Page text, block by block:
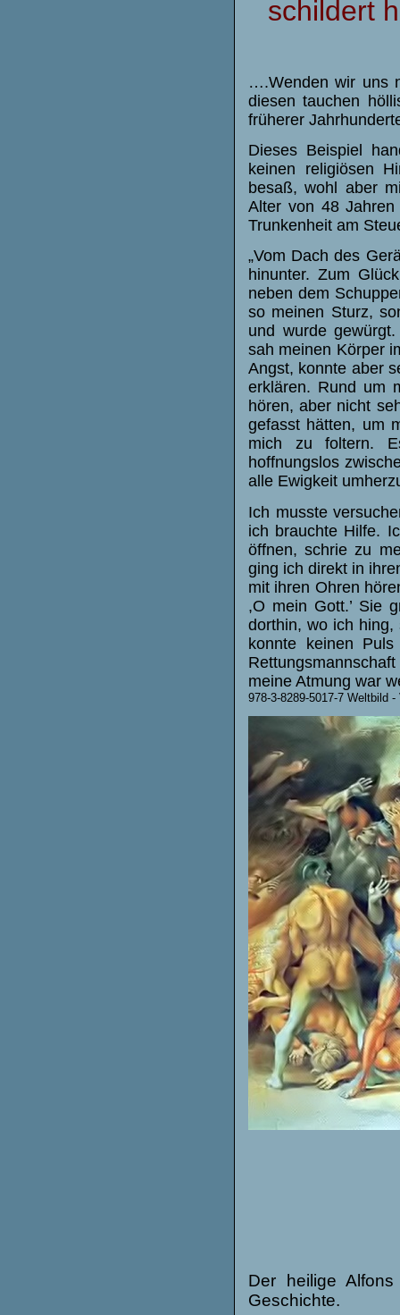
schildert
….Wenden wir uns
diesen tauchen
früherer
Dieses Beispiel
keinen religiösen
besaß, wohl aber
Alter von 48
Trunkenheit am
„Vom Dach des
hinunter. Zum
neben dem
so meinen Sturz,
und wurde
sah meinen Körper
Angst, konnte aber
erklären. Rund um
hören, aber nicht
gefasst hätten, um
mich zu foltern.
hoffnungslos
alle Ewigkeit
Ich musste
ich brauchte Hilfe.
öffnen, schrie zu
ging ich direkt in
mit ihren Ohren
,O mein Gott.’ Sie
dorthin, wo ich
konnte keinen
meine Atmung war
978-3-8289-5017-7 Weltbild -
Der heilige
Geschichte.